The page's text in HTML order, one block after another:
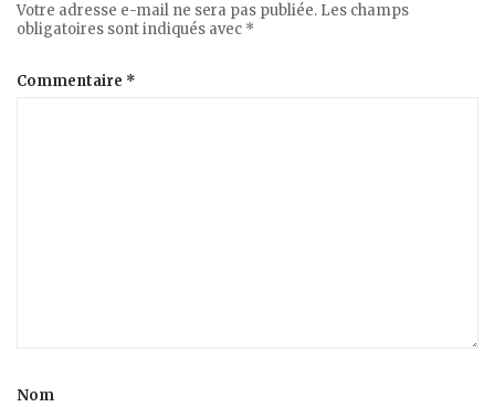
Votre adresse e-mail ne sera pas publiée. Les champs
obligatoires sont indiqués avec *
Commentaire *
Nom